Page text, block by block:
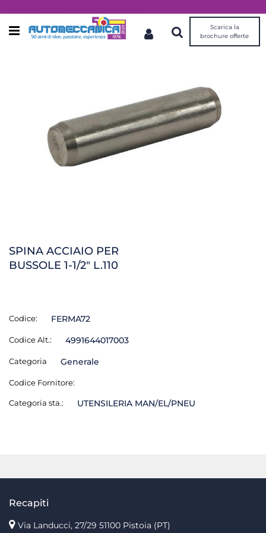
Open menu
Scarica la
brochure offerte
SPINA ACCIAIO PER
BUSSOLE 1-1/2" L.110
Codice: FERMA72
Codice Alt.: 4991644017003
Categoria Generale
Codice Fornitore:
Categoria sta.: UTENSILERIA MAN/EL/PNEU
Recapiti
Via Landucci, 27/29 51100 Pistoia (PT)